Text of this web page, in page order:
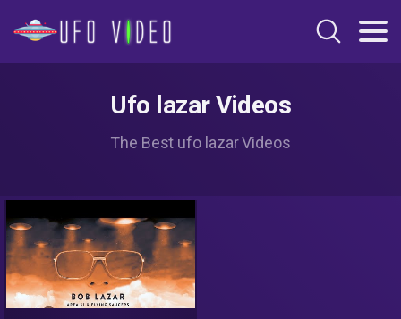
Ufo lazar Videos
The Best ufo lazar Videos